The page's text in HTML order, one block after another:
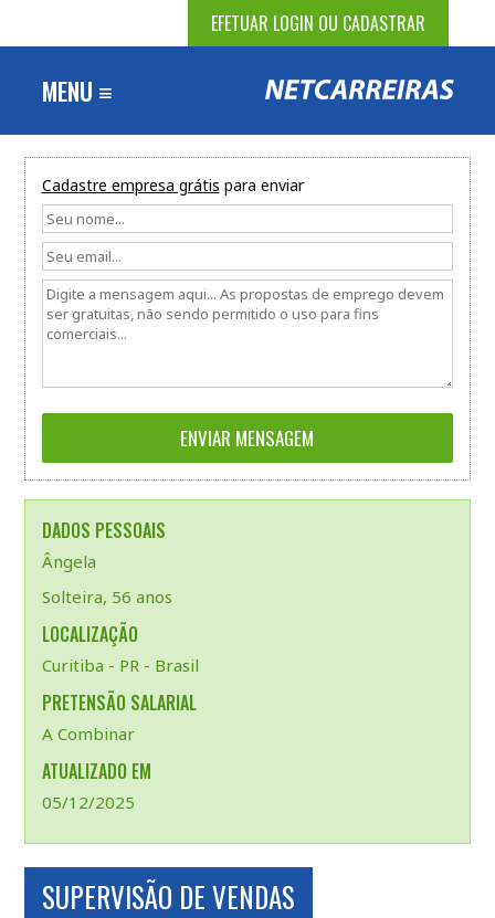
EFETUAR LOGIN OU CADASTRAR
MENU ≡
Cadastre empresa grátis para enviar
DADOS PESSOAIS
Ângela
Solteira, 56 anos
LOCALIZAÇÃO
Curitiba - PR - Brasil
PRETENSÃO SALARIAL
A Combinar
ATUALIZADO EM
05/12/2025
SUPERVISÃO DE VENDAS